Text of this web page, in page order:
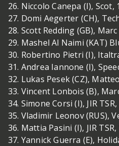
26. Niccolo Canepa (I), Scot,
27. Domi Aegerter (CH),
28. Scott Redding (GB),
29. Mashel Al Naimi (KAT)
30. Robertino Pietri (I),
31. Andrea Iannone (I),
32. Lukas Pesek (CZ),
33. Vincent Lonbois (B),
34. Simone Corsi (I), JIR
35. Vladimir Leonov (RUS),
36. Mattia Pasini (I), JIR TSR,
37. Yannick Guerra (E),